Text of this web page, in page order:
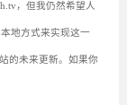
，但我仍然希望人
地方式来实现这一
的未来更新。如果你